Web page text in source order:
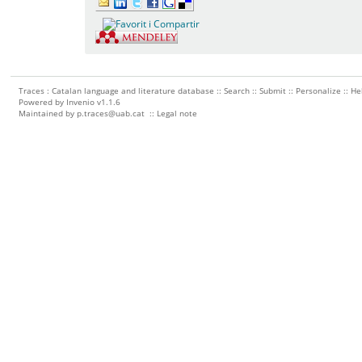
Traces : Catalan language and literature database ::Search ::Submit :: Personalize ::
Powered by Invenio v1.1.6
Maintained by p.traces@uab.cat :: Legal note